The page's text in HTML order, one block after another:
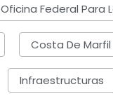
Oficina Federal Para
Costa De Marfil
Infraestructuras